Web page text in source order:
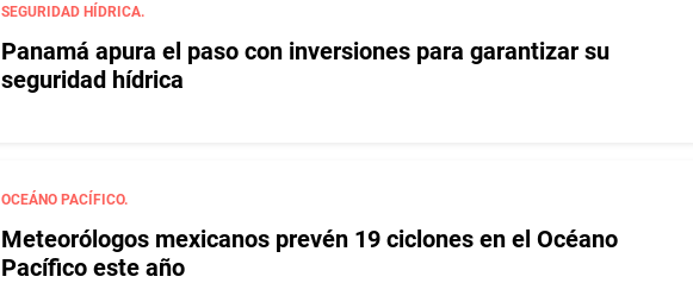
SEGURIDAD HÍDRICA.
Panamá apura el paso con inversiones para garantizar su
seguridad hídrica
OCEÁNO PACÍFICO.
Meteorólogos mexicanos prevén 19 ciclones en el Océano
Pacífico este año